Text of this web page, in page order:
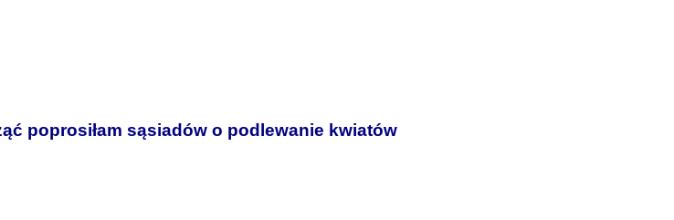
poprosiłam sąsiadów o podlewanie kwiatów